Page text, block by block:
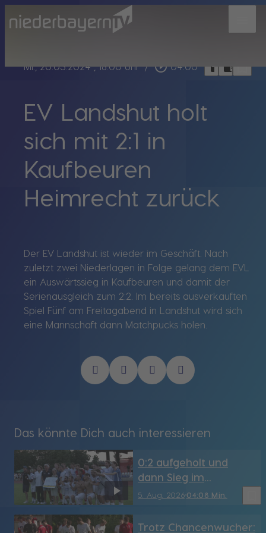
Mi., 20.03.2024, 18:00 Uhr / play_circle_outline 04:00 headphoneschrome_reader_mode bookmark_border
EV Landshut holt
sich mit 2:1 in
Kaufbeuren
Heimrecht zurück
Der EV Landshut ist wieder im Geschäft. Nach
zuletzt zwei Niederlagen in Folge gelang dem EVL
ein Auswärtssieg in Kaufbeuren und damit der
Serienausgleich zum 2:2. Im bereits ausverkauften
Spiel Fünf am Freitagabend in Landshut wird sich
eine Mannschaft dann Matchpucks holen.
Das könnte Dich auch interessieren
5. Aug. 202604:08 Min.
0:2 aufgeholt und
dann Sieg im
Elfmeterschießen: FC
Regionalligist Vilzing
Trotz Chancenwucher: